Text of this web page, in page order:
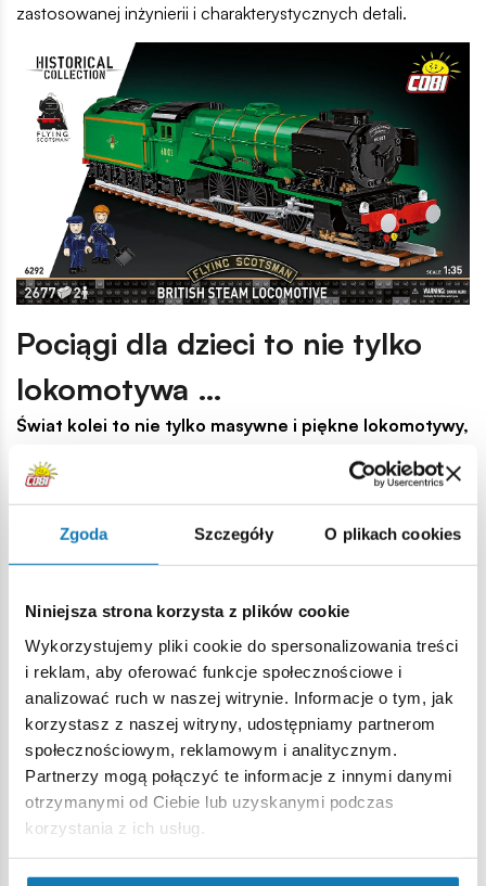
Zgoda Szczegóły O plikach cookies
Niniejsza strona korzysta z plików cookie
Wykorzystujemy pliki cookie do spersonalizowania treści
i reklam, aby oferować funkcje społecznościowe i
analizować ruch w naszej witrynie. Informacje o tym, jak
korzystasz z naszej witryny, udostępniamy partnerom
społecznościowym, reklamowym i analitycznym.
Partnerzy mogą połączyć te informacje z innymi danymi
otrzymanymi od Ciebie lub uzyskanymi podczas
korzystania z ich usług.
zastosowanej inżynierii i charakterystycznych detali.
Pociągi dla dzieci to nie tylko
lokomotywa …
Świat kolei to nie tylko masywne i piękne lokomotywy,
nie zapomnieliśmy tworząc kolekcję pociągów.
Schwerer Plattformwagen Type SSYS, są
odzwierciedleniem wagonów towarowych z pierwszej
mogą być także pomocne w rozwoju kreatywności dziecka.
To zestawy klocków, które jako prezent można powtarzać
wielokrotnie i za każdym razem sprawią dziecku tę samą
frajdę z budowania coraz dłuższego składu z realistycznymi
detalami.
Równie trafionym upominkiem dla dziecka będzie
także model torowiska kompatybilny z wszystkimi
zestawami pociągów COBI. Do wyboru jest
wiele takich elementów, trasę pociągu z klocków ogranicza